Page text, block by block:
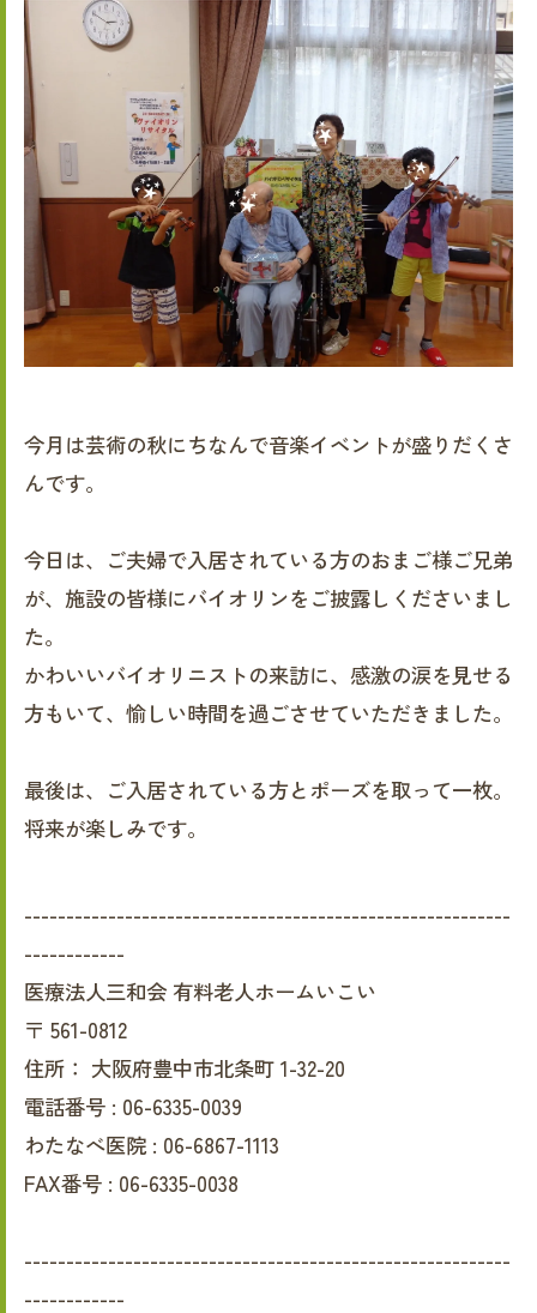
今月は芸術の秋にちなんで音楽イベントが盛りだくさ
んです。
今日は、ご夫婦で入居されている方のおまご様ご兄弟
が、施設の皆様にバイオリンをご披露しくださいまし
た。
かわいいバイオリニストの来訪に、感激の涙を見せる
方もいて、愉しい時間を過ごさせていただきました。
最後は、ご入居されている方とポーズを取って一枚。
将来が楽しみです。
----------------------------------------------------------
------------
医療法人三和会 有料老人ホームいこい
〒 561-0812
住所： 大阪府豊中市北条町 1-32-20
電話番号 : 06-6335-0039
わたなべ医院 : 06-6867-1113
FAX番号 : 06-6335-0038
----------------------------------------------------------
------------